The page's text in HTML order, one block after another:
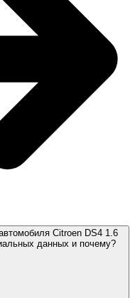
Citroen DS4 1.6
данных и почему?